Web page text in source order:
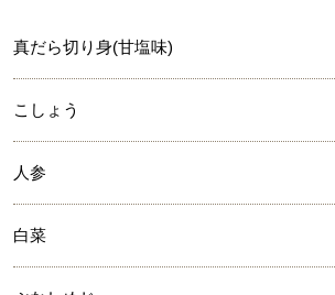
真だら切り身(甘塩味)
こしょう
人参
白菜